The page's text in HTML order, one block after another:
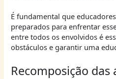
É fundamental que
preparados para enfrentar
entre todos os envolvidos é
obstáculos e garantir uma
Recomposição